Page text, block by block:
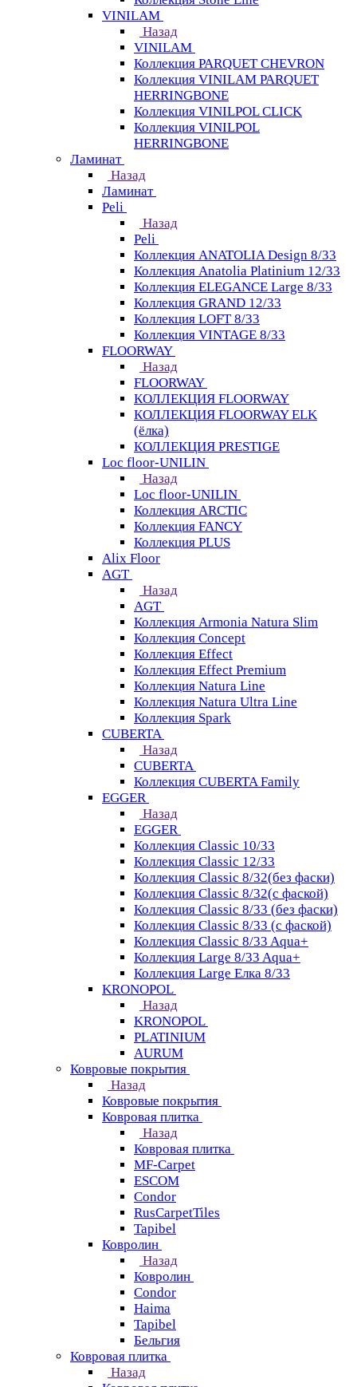
VINILAM
Назад
VINILAM
Коллекция PARQUET CHEVRON
Коллекция VINILAM PARQUET
HERRINGBONE
Коллекция VINILPOL CLICK
Коллекция VINILPOL
HERRINGBONE
Ламинат
Назад
Ламинат
Peli
Назад
Peli
Коллекция ANATOLIA Design 8/33
Коллекция Anatolia Platinium 12/33
Коллекция ELEGANCE Large 8/33
Коллекция GRAND 12/33
Коллекция LOFT 8/33
Коллекция VINTAGE 8/33
FLOORWAY
Назад
FLOORWAY
КОЛЛЕКЦИЯ FLOORWAY
КОЛЛЕКЦИЯ FLOORWAY ELK
(ёлка)
КОЛЛЕКЦИЯ PRESTIGE
Loс floor-UNILIN
Назад
Loс floor-UNILIN
Коллекция ARCTIС
Коллекция FANCY
Коллекция PLUS
Alix Floor
AGT
Назад
AGT
Коллекция Armonia Natura Slim
Коллекция Concept
Коллекция Effect
Коллекция Effect Premium
Коллекция Natura Line
Коллекция Natura Ultra Line
Коллекция Spark
CUBERTA
Назад
CUBERTA
Коллекция CUBERTA Family
EGGER
Назад
EGGER
Коллекция Classic 10/33
Коллекция Classic 12/33
Коллекция Classic 8/32(без фаски)
Коллекция Classic 8/32(с фаской)
Коллекция Classic 8/33 (без фаски)
Коллекция Classic 8/33 (с фаской)
Коллекция Classic 8/33 Aqua+
Коллекция Large 8/33 Aqua+
Коллекция Large Елка 8/33
KRONOPOL
Назад
KRONOPOL
PLATINIUM
AURUM
Ковровые покрытия
Назад
Ковровые покрытия
Ковровая плитка
Назад
Ковровая плитка
MF-Carpet
ESCOM
Condor
RusCarpetTiles
Tapibel
Ковролин
Назад
Ковролин
Condor
Haima
Tapibel
Бельгия
Ковровая плитка
Назад